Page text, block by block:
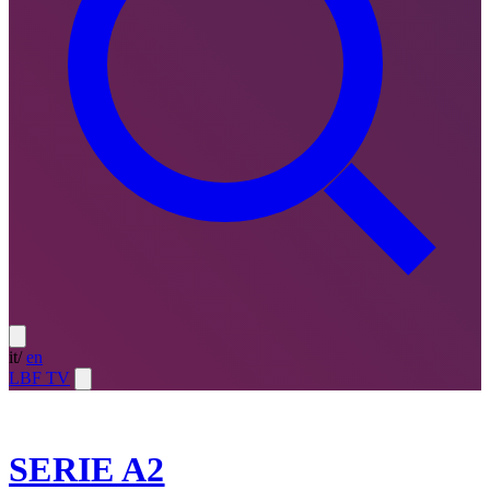
it/ en
LBF TV
SERIE A2